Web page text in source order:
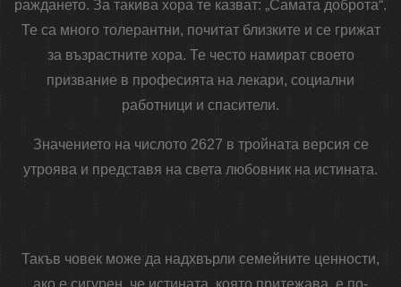
раждането. За такива хора те казват: „Самата доброта“.
Те са много толерантни, почитат близките и се грижат
за възрастните хора. Те често намират своето
призвание в професията на лекари, социални
работници и спасители.
Значението на числото 2627 в тройната версия се
утроява и представя на света любовник на истината.
Такъв човек може да надхвърли семейните ценности,